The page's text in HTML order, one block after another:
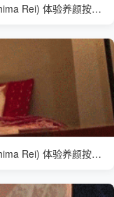
SONE-440 2024 黑岛玲衣(黒島玲衣 Kuroshima Rei) 体验养颜按摩的清秀女大学生
SONE-440 2024 黑岛玲衣(黒島玲衣 Kuroshima Rei) 体验养颜按摩的清秀女大学生